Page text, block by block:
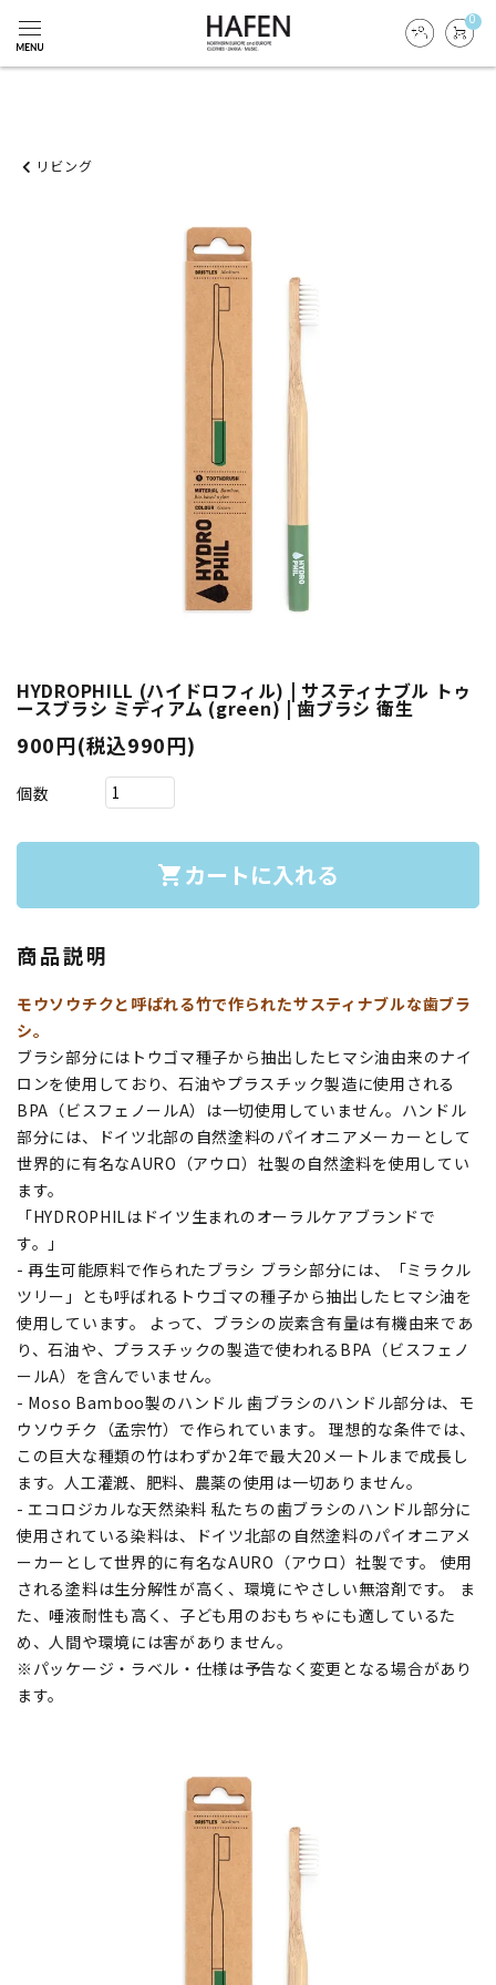
0
リビング
HYDROPHILL (ハイドロフィル) | サスティナブル トゥ
ースブラシ ミディアム (green) | 歯ブラシ 衛生
900円(税込990円)
個数
shopping_cart カートに入れる
商品説明
モウソウチクと呼ばれる竹で作られたサスティナブルな歯ブラ
シ。
ブラシ部分にはトウゴマ種子から抽出したヒマシ油由来のナイ
ロンを使用しており、石油やプラスチック製造に使用される
BPA（ビスフェノールA）は一切使用していません。ハンドル
部分には、ドイツ北部の自然塗料のパイオニアメーカーとして
世界的に有名なAURO（アウロ）社製の自然塗料を使用してい
ます。
「HYDROPHILはドイツ生まれのオーラルケアブランドで
す。」
- 再生可能原料で作られたブラシ ブラシ部分には、「ミラクル
ツリー」とも呼ばれるトウゴマの種子から抽出したヒマシ油を
使用しています。 よって、ブラシの炭素含有量は有機由来であ
り、石油や、プラスチックの製造で使われるBPA（ビスフェノ
ールA）を含んでいません。
- Moso Bamboo製のハンドル 歯ブラシのハンドル部分は、モ
ウソウチク（孟宗竹）で作られています。 理想的な条件では、
この巨大な種類の竹はわずか2年で最大20メートルまで成長し
ます。人工灌漑、肥料、農薬の使用は一切ありません。
- エコロジカルな天然染料 私たちの歯ブラシのハンドル部分に
使用されている染料は、ドイツ北部の自然塗料のパイオニアメ
ーカーとして世界的に有名なAURO（アウロ）社製です。 使用
される塗料は生分解性が高く、環境にやさしい無溶剤です。 ま
た、唾液耐性も高く、子ども用のおもちゃにも適しているた
め、人間や環境には害がありません。
※パッケージ・ラベル・仕様は予告なく変更となる場合があり
ます。